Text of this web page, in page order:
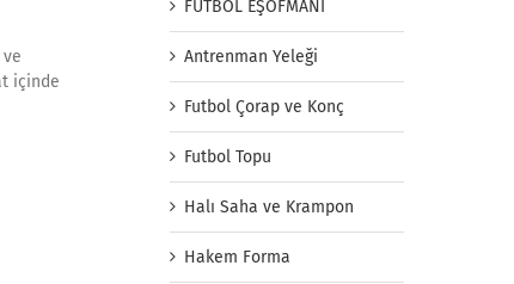
içinde
FUTBOL EŞOFMANI
Antrenman Yeleği
Futbol Çorap ve Konç
Futbol Topu
Halı Saha ve Krampon
Hakem Forma